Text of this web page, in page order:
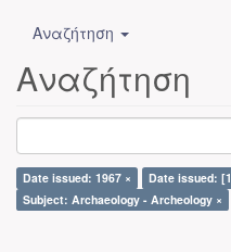
Αναζήτηση
Αναζήτηση
Date issued: 1967 ×
Date issued:
Subject: Archaeology - Archeology ×